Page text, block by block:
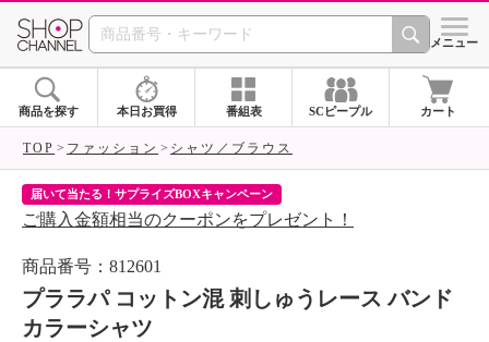
SHOP CHANNEL シメニュー
商品を探す 本日お買得 番組表 SCピープル カート
TOP ファッション シャツ／ブラウス
届いて当たる！サプライズBOXキャンペーン
ご購入金額相当のクーポンをプレゼント！
商品番号：812601
プララパ コットン混 刺しゅうレース バンド
カラーシャツ